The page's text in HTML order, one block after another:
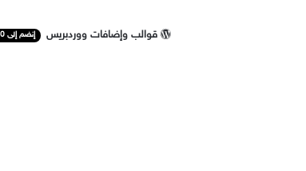
قوالب وإضافات ووردبريس إنضم إلى 50 ألف مستخدم